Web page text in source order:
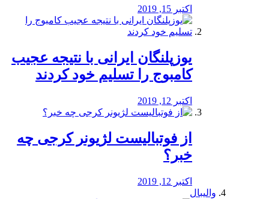
اکتبر 15, 2019
یوزپلنگان ایرانی با نتیجه عجیب
کامبوج را تسلیم خود کردند
اکتبر 12, 2019
از فوتبالیست لژیونر کرجی چه
خبر؟
اکتبر 12, 2019
والیبال